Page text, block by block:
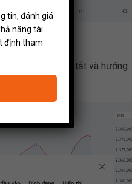
thân Tôi để tóm tắt và hướng
tin, đánh giá
năng tài
định tham